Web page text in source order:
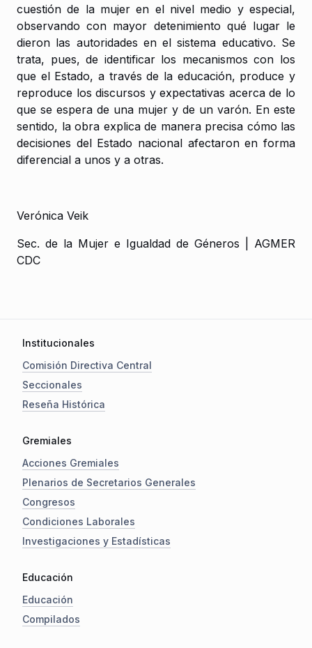
cuestión de la mujer en el nivel medio y especial,
observando con mayor detenimiento qué lugar le
dieron las autoridades en el sistema educativo. Se
trata, pues, de identificar los mecanismos con los
que el Estado, a través de la educación, produce y
reproduce los discursos y expectativas acerca de lo
que se espera de una mujer y de un varón. En este
sentido, la obra explica de manera precisa cómo las
decisiones del Estado nacional afectaron en forma
diferencial a unos y a otras.
Verónica Veik
Sec. de la Mujer e Igualdad de Géneros | AGMER
CDC
Institucionales
Comisión Directiva Central
Seccionales
Reseña Histórica
Gremiales
Acciones Gremiales
Plenarios de Secretarios Generales
Congresos
Condiciones Laborales
Investigaciones y Estadísticas
Educación
Educación
Compilados